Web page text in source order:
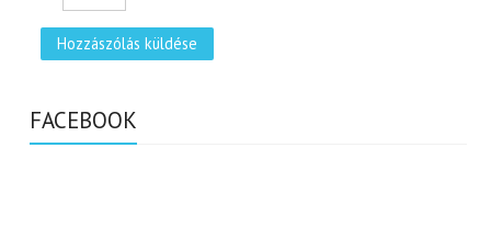
FACEBOOK